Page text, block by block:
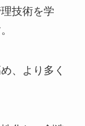
技術を学
、より多く